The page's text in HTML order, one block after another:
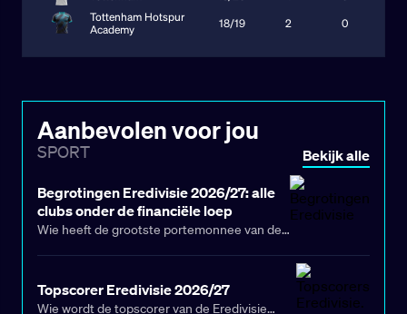
Aanbevolen voor jou
SPORT Bekijk alle
Begrotingen Eredivisie 2026/27: alle
clubs onder de financiële loep
Wie heeft de grootste portemonnee van de
Champions League-inkomsten, Europese
avonturen en drie nieuwe gezichten in de
Topscorer Eredivisie 2026/27
Wie wordt de topscorer van de Eredivisie